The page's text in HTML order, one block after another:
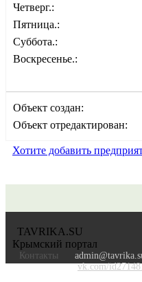
Четверг.:
Пятница.:
Суббота.:
Воскресенье.:
Объект создан:
Объект отредактирован:
Хотите добавить
TAVRIKA.SU
Крымский портал
Контакты
vk.com/